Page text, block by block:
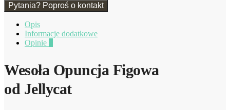
Pytania? Poproś o kontakt
Opis
Informacje dodatkowe
Opinie
Wesoła Opuncja Figowa
od Jellycat